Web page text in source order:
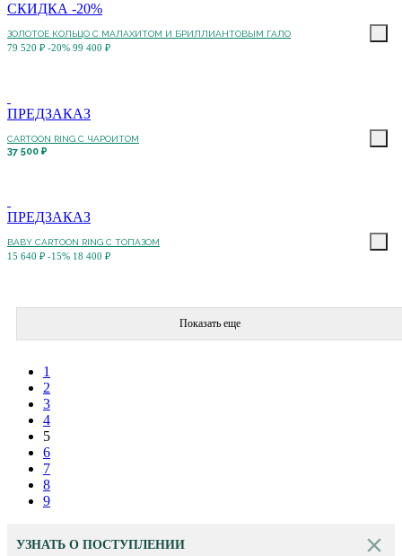
СКИДКА -20%
ЗОЛОТОЕ КОЛЬЦО С МАЛАХИТОМ И БРИЛЛИАНТОВЫМ ГАЛО
79 520 ₽ -20% 99 400 ₽
ПРЕДЗАКАЗ
CARTOON RING С ЧАРОИТОМ
37 500 ₽
ПРЕДЗАКАЗ
BABY CARTOON RING С ТОПАЗОМ
15 640 ₽ -15% 18 400 ₽
Показать еще
1
2
3
4
5
6
7
8
9
УЗНАТЬ О ПОСТУПЛЕНИИ